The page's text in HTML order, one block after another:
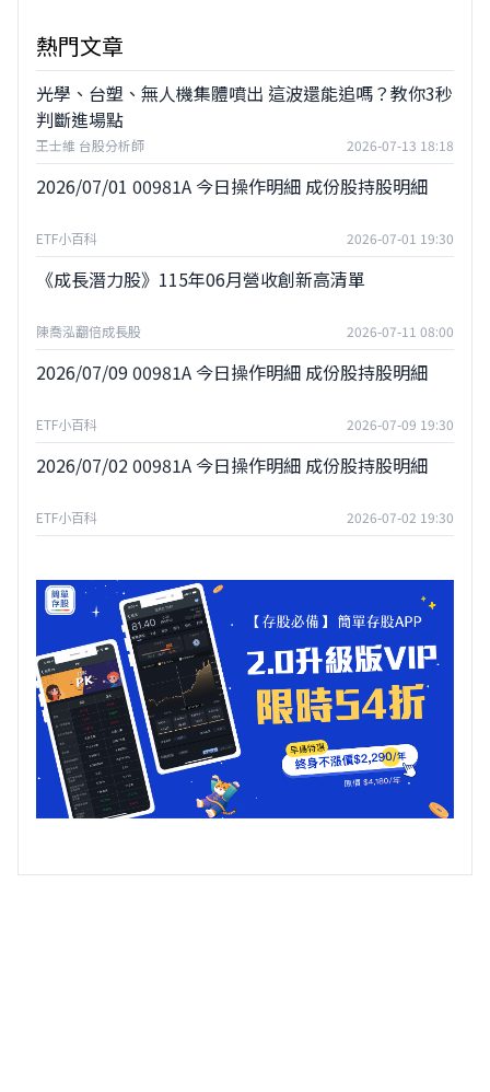
熱門文章
光學、台塑、無人機集體噴出 這波還能追嗎？教你3秒
判斷進場點
王士維 台股分析師 2026-07-13 18:18
2026/07/01 00981A 今日操作明細 成份股持股明細
ETF小百科 2026-07-01 19:30
《成長潛力股》115年06月營收創新高清單
陳喬泓翻倍成長股 2026-07-11 08:00
2026/07/09 00981A 今日操作明細 成份股持股明細
ETF小百科 2026-07-09 19:30
2026/07/02 00981A 今日操作明細 成份股持股明細
ETF小百科 2026-07-02 19:30